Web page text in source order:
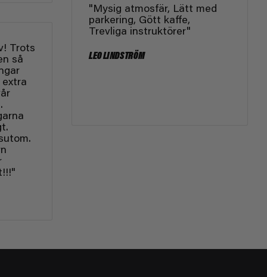
Trots
så
"Mysig atmosfär, Lätt med
parkering, Gött kaffe,
Trevliga instruktörer"
LEO LINDSTRÖM